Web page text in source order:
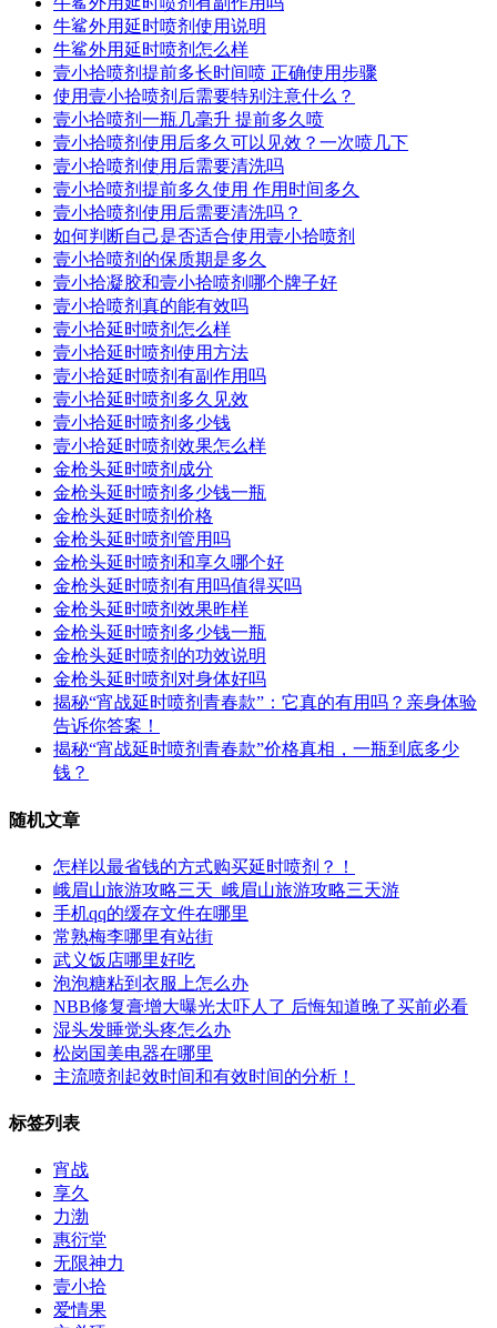
牛鲨外用延时喷剂使用说明
牛鲨外用延时喷剂怎么样
壹小拾喷剂提前多长时间喷 正确使用步骤
使用壹小拾喷剂后需要特别注意什么？
壹小拾喷剂一瓶几毫升 提前多久喷
壹小拾喷剂使用后多久可以见效？一次喷几下
壹小拾喷剂使用后需要清洗吗
壹小拾喷剂提前多久使用 作用时间多久
壹小拾喷剂使用后需要清洗吗？
如何判断自己是否适合使用壹小拾喷剂
壹小拾喷剂的保质期是多久
壹小拾凝胶和壹小拾喷剂哪个牌子好
壹小拾喷剂真的能有效吗
壹小拾延时喷剂怎么样
壹小拾延时喷剂使用方法
壹小拾延时喷剂有副作用吗
壹小拾延时喷剂多久见效
壹小拾延时喷剂多少钱
壹小拾延时喷剂效果怎么样
金枪头延时喷剂成分
金枪头延时喷剂多少钱一瓶
金枪头延时喷剂价格
金枪头延时喷剂管用吗
金枪头延时喷剂和享久哪个好
金枪头延时喷剂有用吗值得买吗
金枪头延时喷剂效果昨样
金枪头延时喷剂多少钱一瓶
金枪头延时喷剂的功效说明
金枪头延时喷剂对身体好吗
揭秘“宵战延时喷剂青春款”：它真的有用吗？亲身体验
告诉你答案！
揭秘“宵战延时喷剂青春款”价格真相，一瓶到底多少
钱？
随机文章
怎样以最省钱的方式购买延时喷剂？！
峨眉山旅游攻略三天_峨眉山旅游攻略三天游
手机qq的缓存文件在哪里
常熟梅李哪里有站街
武义饭店哪里好吃
泡泡糖粘到衣服上怎么办
‌NBB修复膏增大曝光太吓人了 后悔知道晚了买前必看‌
湿头发睡觉头疼怎么办
松岗国美电器在哪里
主流喷剂起效时间和有效时间的分析！
标签列表
宵战
享久
力渤
惠衍堂
无限神力
壹小拾
爱情果